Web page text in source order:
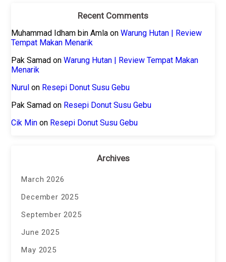
Recent Comments
Muhammad Idham bin Amla onWarung Hutan | Review
Tempat Makan Menarik
Pak Samad onWarung Hutan | Review Tempat Makan
Menarik
Nurul on Resepi Donut Susu Gebu
Pak Samad on Resepi Donut Susu Gebu
Cik Min on Resepi Donut Susu Gebu
Archives
March 2026
December 2025
September 2025
June 2025
May 2025